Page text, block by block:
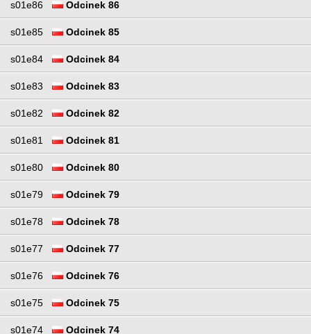
s01e86 Odcinek 86
s01e85 Odcinek 85
s01e84 Odcinek 84
s01e83 Odcinek 83
s01e82 Odcinek 82
s01e81 Odcinek 81
s01e80 Odcinek 80
s01e79 Odcinek 79
s01e78 Odcinek 78
s01e77 Odcinek 77
s01e76 Odcinek 76
s01e75 Odcinek 75
s01e74 Odcinek 74